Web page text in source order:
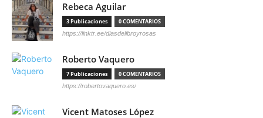
Rebeca Aguilar
3 Publicaciones 0 COMENTARIOS
https://linktr.ee/diasdelibroyrosas
Roberto Vaquero
7 Publicaciones 0 COMENTARIOS
https://robertovaquero.es/
Vicent Matoses López